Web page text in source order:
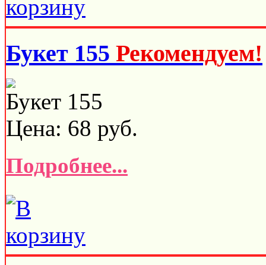
Букет 155 Рекомендуем!
Букет 155
Цена: 68 руб.
Подробнее...